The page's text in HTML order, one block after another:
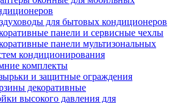
для бытовых кондиционеров
панели и сервисные чехлы
панели мультизональных
кондиционирования
комплекты
и защитные ограждения
декоративные
высокого давления для